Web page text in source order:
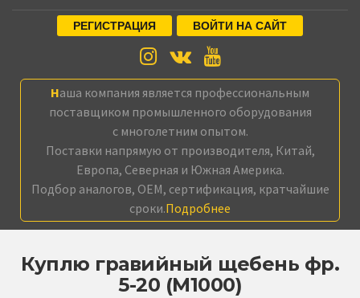
РЕГИСТРАЦИЯ ВОЙТИ НА САЙТ
Наша компания является профессиональным
поставщиком промышленного оборудования
с многолетним опытом.
Поставки напрямую от производителя, Китай,
Европа, Северная и Южная Америка.
Подбор аналогов, OEM, сертификация, кратчайшие
сроки.Подробнее
Куплю гравийный щебень фр.
5-20 (М1000)